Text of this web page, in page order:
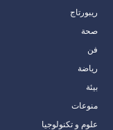
ريبورتاج
صحة
فن
رياضة
بيئة
منوعات
علوم و تكنولوجيا